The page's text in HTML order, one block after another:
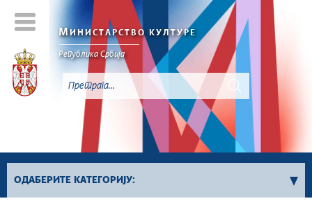
МИНИСТАРСТВО КУЛТУРЕ
Републикa Србијa
ОДАБЕРИТЕ КАТЕГОРИЈУ: